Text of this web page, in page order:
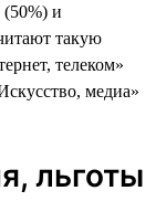
(50%) и
такую
телеком»
медиа»
льготы